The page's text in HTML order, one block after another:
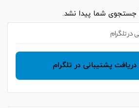
جستجوی شما پیدا نشد.
در تلگرام
پشتیبانی در تلگرام